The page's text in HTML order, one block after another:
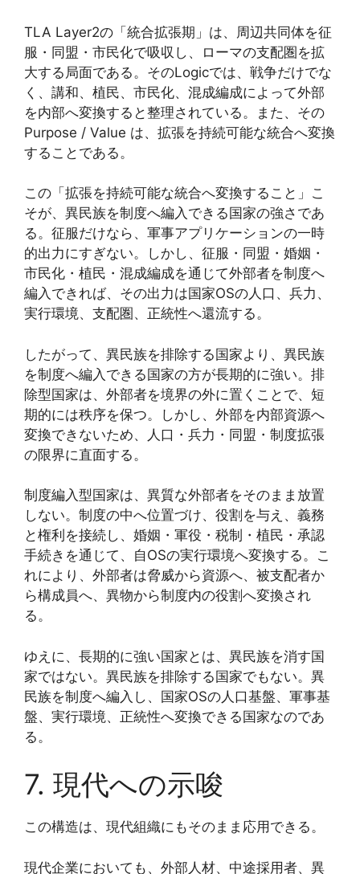
TLA Layer2の「統合拡張期」は、周辺共同体を征
服・同盟・市民化で吸収し、ローマの支配圏を拡
大する局面である。そのLogicでは、戦争だけでな
く、講和、植民、市民化、混成編成によって外部
を内部へ変換すると整理されている。また、その
Purpose / Value は、拡張を持続可能な統合へ変換
することである。
この「拡張を持続可能な統合へ変換すること」こ
そが、異民族を制度へ編入できる国家の強さであ
る。征服だけなら、軍事アプリケーションの一時
的出力にすぎない。しかし、征服・同盟・婚姻・
市民化・植民・混成編成を通じて外部者を制度へ
編入できれば、その出力は国家OSの人口、兵力、
実行環境、支配圏、正統性へ還流する。
したがって、異民族を排除する国家より、異民族
を制度へ編入できる国家の方が長期的に強い。排
除型国家は、外部者を境界の外に置くことで、短
期的には秩序を保つ。しかし、外部を内部資源へ
変換できないため、人口・兵力・同盟・制度拡張
の限界に直面する。
制度編入型国家は、異質な外部者をそのまま放置
しない。制度の中へ位置づけ、役割を与え、義務
と権利を接続し、婚姻・軍役・税制・植民・承認
手続きを通じて、自OSの実行環境へ変換する。こ
れにより、外部者は脅威から資源へ、被支配者か
ら構成員へ、異物から制度内の役割へ変換され
る。
ゆえに、長期的に強い国家とは、異民族を消す国
家ではない。異民族を排除する国家でもない。異
民族を制度へ編入し、国家OSの人口基盤、軍事基
盤、実行環境、正統性へ変換できる国家なのであ
る。
7. 現代への示唆
この構造は、現代組織にもそのまま応用できる。
現代企業においても、外部人材、中途採用者、異